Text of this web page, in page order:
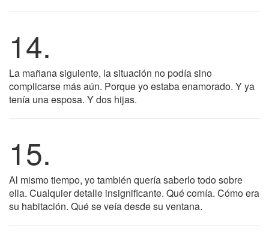
14.
La mañana siguiente, la situación no podía sino
complicarse más aún. Porque yo estaba enamorado. Y ya
tenía una esposa. Y dos hijas.
15.
Al mismo tiempo, yo también quería saberlo todo sobre
ella. Cualquier detalle insignificante. Qué comía. Cómo era
su habitación. Qué se veía desde su ventana.